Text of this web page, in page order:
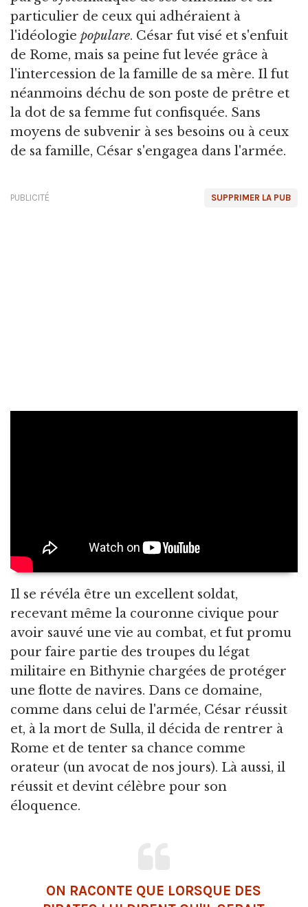
particulier de ceux qui adhéraient à
l'idéologie populare. César fut visé et s'enfuit
de Rome, mais sa peine fut levée grâce à
l'intercession de la famille de sa mère. Il fut
néanmoins déchu de son poste de prêtre et
la dot de sa femme fut confisquée. Sans
moyens de subvenir à ses besoins ou à ceux
de sa famille, César s'engagea dans l'armée.
SUPPRIMER LA PUB
PUBLICITÉ
Il se révéla être un excellent soldat,
recevant même la couronne civique pour
avoir sauvé une vie au combat, et fut promu
pour faire partie des troupes du légat
militaire en Bithynie chargées de protéger
une flotte de navires. Dans ce domaine,
comme dans celui de l'armée, César réussit
et, à la mort de Sulla, il décida de rentrer à
Rome et de tenter sa chance comme
orateur (un avocat de nos jours). Là aussi, il
réussit et devint célèbre pour son
éloquence.
ON RACONTE QUE LORSQUE DES